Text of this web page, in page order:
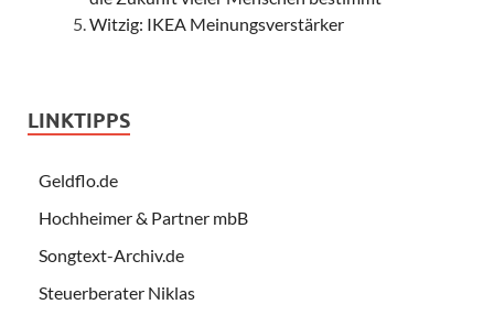
Witzig: IKEA Meinungsverstärker
LINKTIPPS
Geldflo.de
Hochheimer & Partner mbB
Songtext-Archiv.de
Steuerberater Niklas